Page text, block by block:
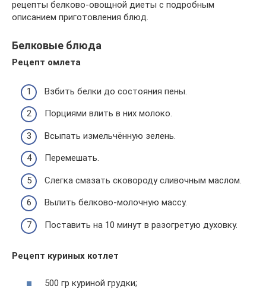
рецепты белково-овощной диеты с подробным
описанием приготовления блюд.
Белковые блюда
Рецепт омлета
Взбить белки до состояния пены.
Порциями влить в них молоко.
Всыпать измельчённую зелень.
Перемешать.
Слегка смазать сковороду сливочным маслом.
Вылить белково-молочную массу.
Поставить на 10 минут в разогретую духовку.
Рецепт куриных котлет
500 гр куриной грудки;